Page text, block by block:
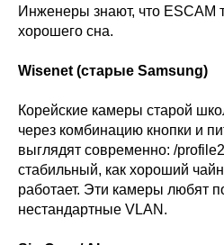
Инженеры знают, что ESCAM
хорошего сна.
Wisenet (старые Samsung)
Корейские камеры старой
через комбинацию кнопки и
выглядят современно: /
стабильный, как хороший
работает. Эти камеры любят
нестандартные VLAN.